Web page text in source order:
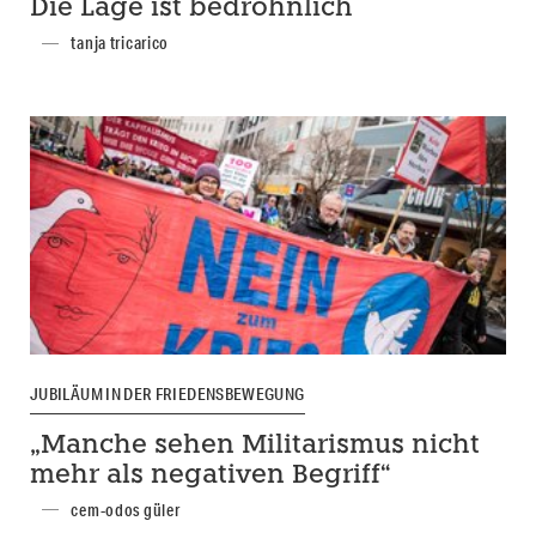
Die Lage ist bedrohnlich
tanja tricarico
JUBILÄUM IN DER FRIEDENSBEWEGUNG
„Manche sehen Militarismus nicht
mehr als negativen Begriff“
cem-odos güler